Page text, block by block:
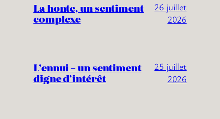
La honte, un sentiment
complexe
26 juillet
2026
L’ennui – un sentiment
digne d’intérêt
25 juillet
2026